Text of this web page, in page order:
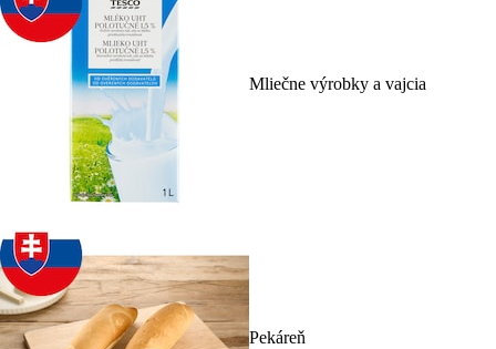
Mliečne výrobky a vajcia
Pekáreň